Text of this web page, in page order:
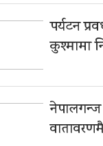
पर्यटन
कुश्मामा
नेपालगन्ज